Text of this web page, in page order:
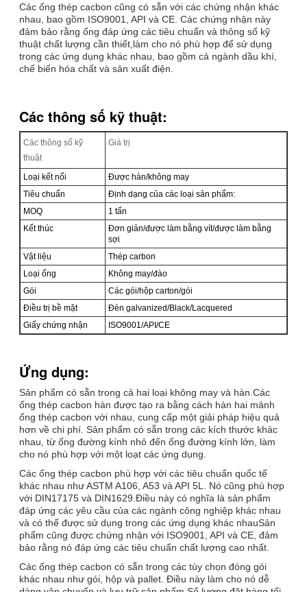
Các ống thép cacbon cũng có sẵn với các chứng nhận khác
nhau, bao gồm ISO9001, API và CE. Các chứng nhận này
đảm bảo rằng ống đáp ứng các tiêu chuẩn và thông số kỹ
thuật chất lượng cần thiết,làm cho nó phù hợp để sử dụng
trong các ứng dụng khác nhau, bao gồm cả ngành dầu khí,
chế biến hóa chất và sản xuất điện.
Các thông số kỹ thuật:
Các thông số kỹ
thuật
Giá trị
Loại kết nối
Được hàn/không may
Tiêu chuẩn
Định dạng của các loại sản phẩm:
MOQ
1 tấn
Kết thúc
Đơn giản/được làm bằng vít/được làm bằng
sợi
Vật liệu
Thép carbon
Loại ống
Không may/đào
Gói
Các gói/hộp carton/gói
Điều trị bề mặt
Đèn galvanized/Black/Lacquered
Giấy chứng nhận
ISO9001/API/CE
Ứng dụng:
Sản phẩm có sẵn trong cả hai loại không may và hàn.Các
ống thép cacbon hàn được tạo ra bằng cách hàn hai mảnh
ống thép cacbon với nhau, cung cấp một giải pháp hiệu quả
hơn về chi phí. Sản phẩm có sẵn trong các kích thước khác
nhau, từ ống đường kính nhỏ đến ống đường kính lớn, làm
cho nó phù hợp với một loạt các ứng dụng.
Các ống thép cacbon phù hợp với các tiêu chuẩn quốc tế
khác nhau như ASTM A106, A53 và API 5L. Nó cũng phù hợp
với DIN17175 và DIN1629.Điều này có nghĩa là sản phẩm
đáp ứng các yêu cầu của các ngành công nghiệp khác nhau
và có thể được sử dụng trong các ứng dụng khác nhauSản
phẩm cũng được chứng nhận với ISO9001, API và CE, đảm
bảo rằng nó đáp ứng các tiêu chuẩn chất lượng cao nhất.
Các ống thép cacbon có sẵn trong các tùy chọn đóng gói
khác nhau như gói, hộp và pallet. Điều này làm cho nó dễ